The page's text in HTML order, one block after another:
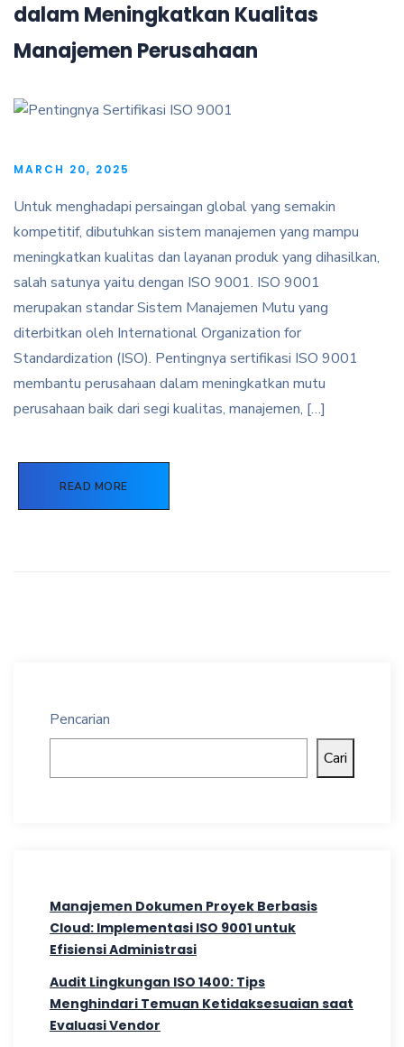
dalam Meningkatkan Kualitas
Manajemen Perusahaan
MARCH 20, 2025
Untuk menghadapi persaingan global yang semakin
kompetitif, dibutuhkan sistem manajemen yang mampu
meningkatkan kualitas dan layanan produk yang dihasilkan,
salah satunya yaitu dengan ISO 9001. ISO 9001
merupakan standar Sistem Manajemen Mutu yang
diterbitkan oleh International Organization for
Standardization (ISO). Pentingnya sertifikasi ISO 9001
membantu perusahaan dalam meningkatkan mutu
perusahaan baik dari segi kualitas, manajemen, […]
READ MORE
Pencarian
Cari
Manajemen Dokumen Proyek Berbasis
Cloud: Implementasi ISO 9001 untuk
Efisiensi Administrasi
Audit Lingkungan ISO 1400: Tips
Menghindari Temuan Ketidaksesuaian saat
Evaluasi Vendor